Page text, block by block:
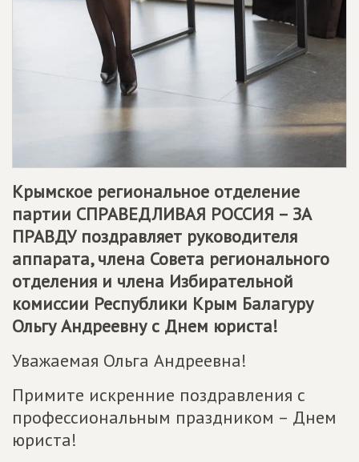
Крымское региональное отделение
партии СПРАВЕДЛИВАЯ РОССИЯ – ЗА
ПРАВДУпоздравляет руководителя
аппарата, члена Совета регионального
отделения и члена Избирательной
комиссии Республики Крым Балагуру
Ольгу Андреевну с Днем юриста!
Уважаемая Ольга Андреевна!
Примите искренние поздравления с
профессиональным праздником – Днем
юриста!